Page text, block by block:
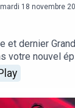
mardi 18 novembre
et dernier
votre nouvel
nos reporters
Alexis Delisse.
à la victoire de